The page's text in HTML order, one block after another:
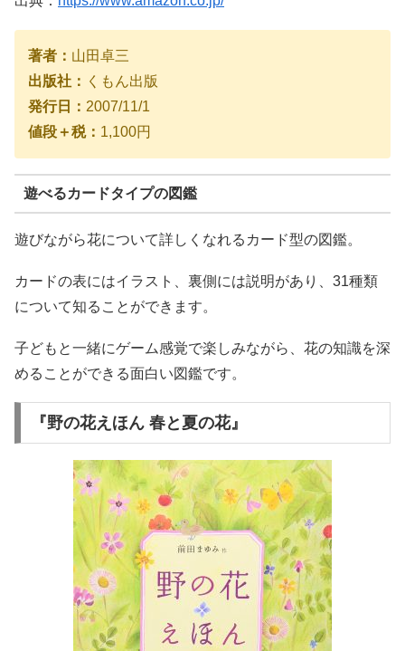
著者： 山田卓三
出版社： くもん出版
発行日： 2007/11/1
値段＋税： 1,100円
遊べるカードタイプの図鑑
遊びながら花について詳しくなれるカード型の図鑑。
カードの表にはイラスト、裏側には説明があり、31種類
について知ることができます。
子どもと一緒にゲーム感覚で楽しみながら、花の知識を深
めることができる面白い図鑑です。
『野の花えほん 春と夏の花』